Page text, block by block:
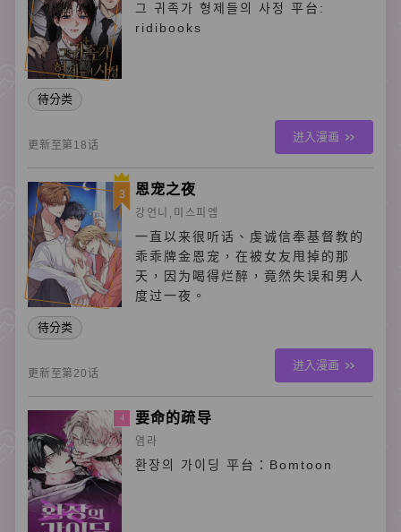
그 귀족가 형제들의 사정 平台:
ridibooks
待分类
更新至第18话
进入漫画
3 恩宠之夜
강언니,미스피엠
一直以来很听话、虔诚信奉基督教的
乖乖牌金恩宠，在被女友甩掉的那
天，因为喝得烂醉，竟然失误和男人
度过一夜。
待分类
更新至第20话
进入漫画
4 要命的疏导
염라
환장의 가이딩 平台：Bomtoon